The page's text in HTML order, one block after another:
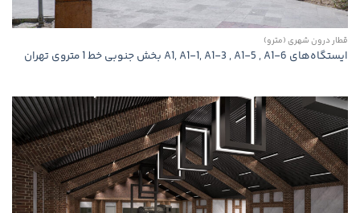
قطار درون شهری (مترو)
ایستگاه‌های A1, A1-1, A1-3 , A1-5 , A1-6 بخش جنوبی خط 1 متروی تهران